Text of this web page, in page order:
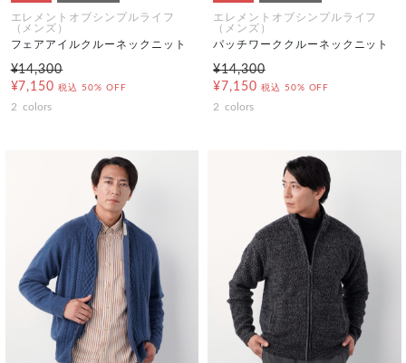
エレメントオブシンプルライフ
（メンズ）
フェアアイルクルーネックニット
¥14,300
¥7,150 税込 50% OFF
2 colors
エレメントオブシンプルライフ
（メンズ）
パッチワーククルーネックニット
¥14,300
¥7,150 税込 50% OFF
2 colors